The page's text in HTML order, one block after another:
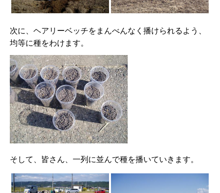
次に、ヘアリーベッチをまんべんなく播けられるよう、
均等に種をわけます。
そして、皆さん、一列に並んで種を播いていきます。